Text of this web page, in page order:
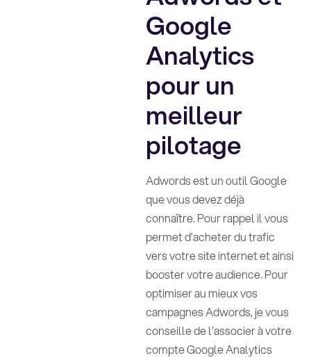
Google
Analytics
pour un
meilleur
pilotage
Adwords est un outil Google
que vous devez déjà
connaître. Pour rappel il vous
permet d’acheter du trafic
vers votre site internet et ainsi
booster votre audience. Pour
optimiser au mieux vos
campagnes Adwords, je vous
conseille de l’associer à votre
compte Google Analytics